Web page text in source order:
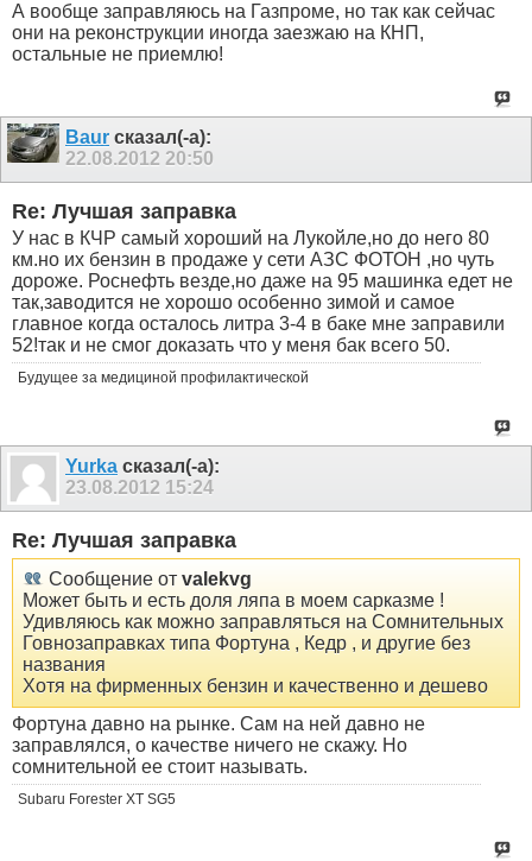
А вообще заправляюсь на Газпроме, но так как сейчас
они на реконструкции иногда заезжаю на КНП,
остальные не приемлю!
Baur сказал(-а):
22.08.2012 20:50
Re: Лучшая заправка
У нас в КЧР самый хороший на Лукойле,но до него 80
км.но их бензин в продаже у сети АЗС ФОТОН ,но чуть
дороже. Роснефть везде,но даже на 95 машинка едет не
так,заводится не хорошо особенно зимой и самое
главное когда осталось литра 3-4 в баке мне заправили
52!так и не смог доказать что у меня бак всего 50.
Будущее за медициной профилактической
Yurka сказал(-а):
23.08.2012 15:24
Re: Лучшая заправка
Сообщение от valekvg
Может быть и есть доля ляпа в моем сарказме !
Удивляюсь как можно заправляться на Сомнительных
Говнозаправках типа Фортуна , Кедр , и другие без
названия
Хотя на фирменных бензин и качественно и дешево
Фортуна давно на рынке. Сам на ней давно не
заправлялся, о качестве ничего не скажу. Но
сомнительной ее стоит называть.
Subaru Forester XT SG5